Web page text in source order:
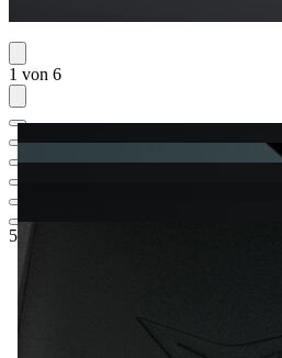
1 von 6
53.398,44 €